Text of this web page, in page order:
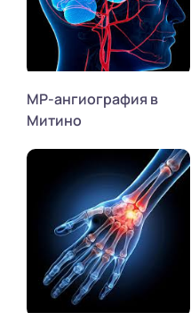
МР-ангиография в
Митино